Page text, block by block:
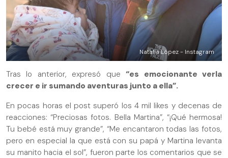
Natalia López - Instagram
Tras lo anterior, expresó que“es emocionante verla
crecer e ir sumando aventuras junto a ella”.
En pocas horas el post superó los 4 mil likes y decenas de
reacciones: “Preciosas fotos. Bella Martina”, “¡Qué hermosa!
Tu bebé está muy grande”, “Me encantaron todas las fotos,
pero en especial la que está con su papá y Martina levanta
su manito hacia el sol”, fueron parte los comentarios que se